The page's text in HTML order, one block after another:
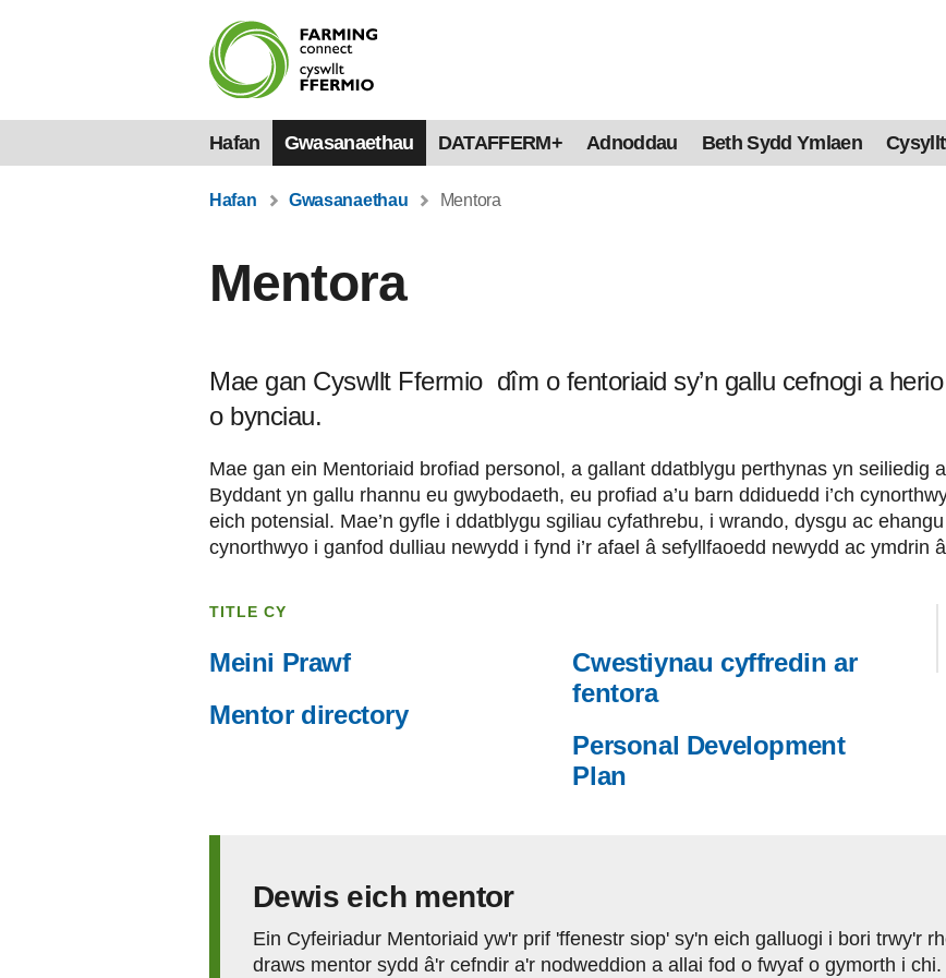
Hafan Gwasanaethau DATAFFERM+ Adnoddau Beth Sydd Ymlaen
Hafan Gwasanaethau Mentora
Mentora
Mae gan Cyswllt Ffermio dîm o fentoriaid sy’n gallu cefnogi a
o bynciau.
Mae gan ein Mentoriaid brofiad personol, a gallant ddatblygu perthynas yn seiliedig
Byddant yn gallu rhannu eu gwybodaeth, eu profiad a’u barn ddiduedd i’ch
eich potensial. Mae’n gyfle i ddatblygu sgiliau cyfathrebu, i wrando, dysgu ac
cynorthwyo i ganfod dulliau newydd i fynd i’r afael â sefyllfaoedd newydd ac ymdrin
TITLE CY
Meini Prawf
Mentor directory
Cwestiynau cyffredin ar
fentora
Personal Development
Plan
Dewis eich mentor
Ein Cyfeiriadur Mentoriaid yw'r prif 'ffenestr siop' sy'n eich galluogi i bori trwy'r
draws mentor sydd â'r cefndir a'r nodweddion a allai fod o fwyaf o gymorth i